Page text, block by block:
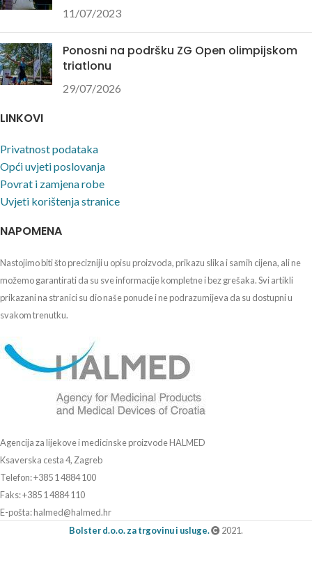
11/07/2023
Ponosni na podršku ZG Open olimpijskom
triatlonu
29/07/2026
LINKOVI
Privatnost podataka
Opći uvjeti poslovanja
Povrat i zamjena robe
Uvjeti korištenja stranice
NAPOMENA
Nastojimo biti što precizniji u opisu proizvoda, prikazu slika i samih cijena, ali ne
možemo garantirati da su sve informacije kompletne i bez grešaka. Svi artikli
prikazani na stranici su dio naše ponude i ne podrazumijeva da su dostupni u
svakom trenutku.
Agencija za lijekove i medicinske proizvode HALMED
Ksaverska cesta 4, Zagreb
Telefon: +385 1 4884 100
Faks: +385 1 4884 110
E-pošta: halmed@halmed.hr
Bolster d.o.o. za trgovinu i usluge.
2021.